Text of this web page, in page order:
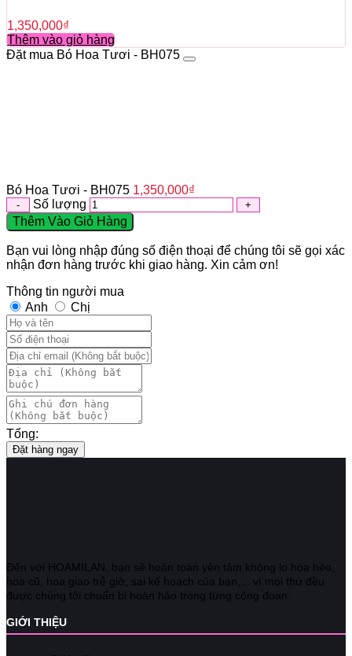
1,350,000₫
Thêm vào giỏ hàng
Đặt mua Bó Hoa Tươi - BH075
Bó Hoa Tươi - BH075 1,350,000₫
Số lượng
Thêm Vào Giỏ Hàng
Bạn vui lòng nhập đúng số điện thoại để chúng tôi sẽ gọi xác
nhận đơn hàng trước khi giao hàng. Xin cảm ơn!
Thông tin người mua
Anh
Chị
Tổng:
Đặt hàng ngay
Đến với HOAMILAN, bạn sẽ hoàn toàn yên tâm không lo hoa héo,
hoa cũ, hoa giao trễ giờ, sai kế hoạch của bạn,... vì mọi thứ đều
được chúng tôi chuẩn bị hoàn hảo trong từng công đoạn.
GIỚI THIỆU